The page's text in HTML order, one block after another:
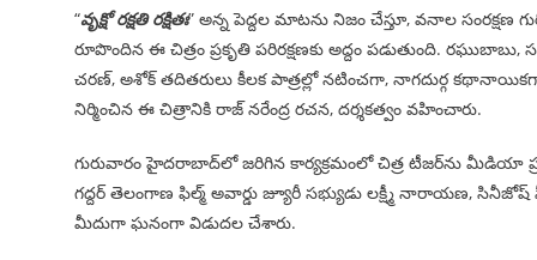
“వృక్షో రక్షతి రక్షితః” అన్న పెద్దల మాటను నిజం చేస్తూ, వనాల
రూపొందిన ఈ చిత్రం ప్రకృతి పరిరక్షణకు అద్దం పడుతుంది.
చరణ్, అశోక్ తదితరులు కీలక పాత్రల్లో నటించగా, నాగదుర్గ కథానాయికగా
నిర్మించిన ఈ చిత్రానికి రాజ్ నరేంద్ర రచన, దర్శకత్వం వహించారు.
గురువారం హైదరాబాద్‌లో జరిగిన కార్యక్రమంలో చిత్ర టీజర్‌ను మీడియా
గద్దర్ తెలంగాణ ఫిల్మ్ అవార్డు జ్యూరీ సభ్యుడు లక్ష్మీ నారాయణ,
మీదుగా ఘనంగా విడుదల చేశారు.